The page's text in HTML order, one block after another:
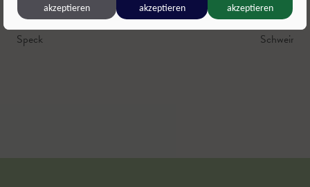
Oberharbach,Großarl
Speck
akzeptieren
akzeptieren
akzeptieren